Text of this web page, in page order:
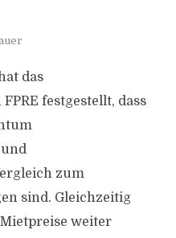
das
festgestellt, dass
zum
sind. Gleichzeitig
weiter